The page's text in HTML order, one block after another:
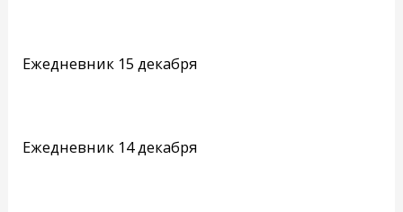
Ежедневник 15 декабря
Ежедневник 14 декабря